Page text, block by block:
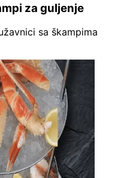
za guljenje
sa škampima